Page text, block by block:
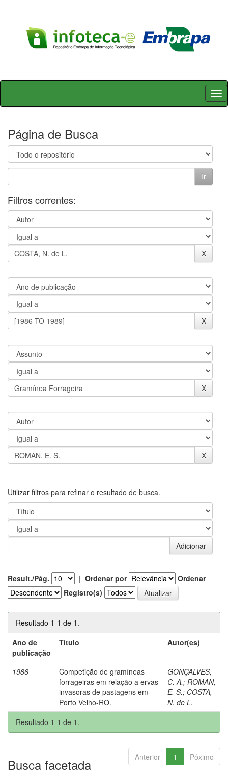
Skip
Página de Busca
Filtros correntes:
Utilizar filtros para refinar o resultado de busca.
Result./Pág. | Ordenar por
Ordenar
Registro(s)
Resultado 1-1 de 1.
Ano de
publicação
Título Autor(es)
1986
Competição de gramíneas
forrageiras em relação a ervas
invasoras de pastagens em
Porto Velho-RO.
GONÇALVES,
C. A.; ROMAN,
E. S.; COSTA,
N. de L.
Resultado 1-1 de 1.
Anterior 1 Póximo
Busca facetada